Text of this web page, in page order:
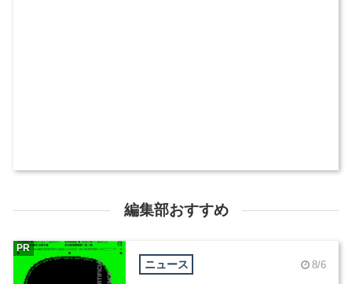
編集部おすすめ
ニュース 8/6
PR